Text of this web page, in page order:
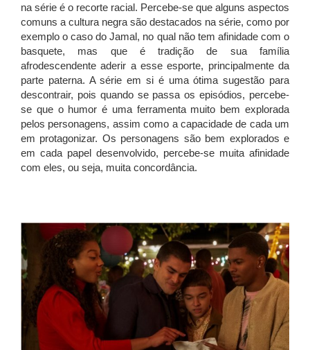
na série é o recorte racial. Percebe-se que alguns aspectos
comuns a cultura negra são destacados na série, como por
exemplo o caso do Jamal, no qual não tem afinidade com o
basquete, mas que é tradição de sua família
afrodescendente aderir a esse esporte, principalmente da
parte paterna. A série em si é uma ótima sugestão para
descontrair, pois quando se passa os episódios, percebe-
se que o humor é uma ferramenta muito bem explorada
pelos personagens, assim como a capacidade de cada um
em protagonizar. Os personagens são bem explorados e
em cada papel desenvolvido, percebe-se muita afinidade
com eles, ou seja, muita concordância.